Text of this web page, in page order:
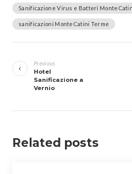
Sanificazione Virus e Batteri
sanificazioni MonteCatini Terme
articoli
Previous
Hotel
Sanificazione a
Vernio
Related posts